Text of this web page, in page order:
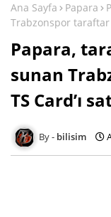
Ana Sayfa Papara
Trabzonspor taraftar
Papara,
sunan
TS Card’ı
bilisim